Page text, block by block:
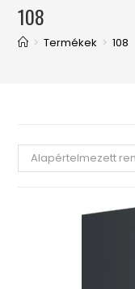
108
> Termékek > 108
Alapértelmezett